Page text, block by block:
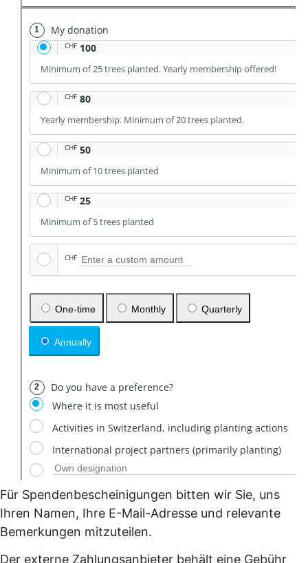
Für Spendenbescheinigungen bitten wir Sie, uns
Ihren Namen, Ihre E-Mail-Adresse und relevante
Bemerkungen mitzuteilen.
Der externe Zahlungsanbieter behält eine Gebühr